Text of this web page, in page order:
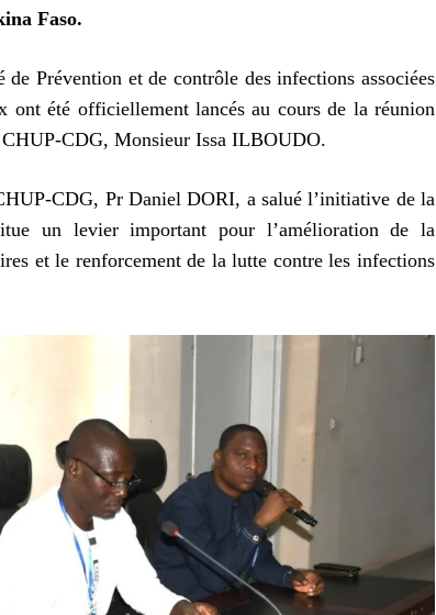
Faso.
Prévention et de contrôle des infections associées
été officiellement lancés au cours de la réunion
CHUP-CDG, Monsieur Issa ILBOUDO.
CDG, Pr Daniel DORI, a salué l’initiative de la
un levier important pour l’amélioration de la
et le renforcement de la lutte contre les infections